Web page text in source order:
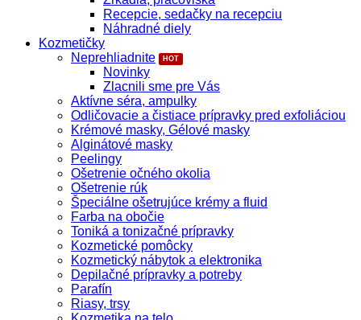
Recepcie, sedačky na recepciu
Náhradné diely
Kozmetičky
Neprehliadnite
Novinky
Zlacnili sme pre Vás
Aktívne séra, ampulky
Odličovacie a čistiace prípravky pred exfoliáciou
Krémové masky, Gélové masky
Alginátové masky
Peelingy
Ošetrenie očného okolia
Ošetrenie rúk
Špeciálne ošetrujúce krémy a fluid
Farba na obočie
Toniká a tonizačné prípravky
Kozmetické pomôcky
Kozmetický nábytok a elektronika
Depilačné prípravky a potreby
Parafín
Riasy, trsy